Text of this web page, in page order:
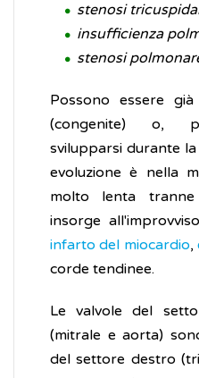
stenosi
insufficienza
stenosi
Possono essere
(congenite) o,
svilupparsi durante la
evoluzione è nella
molto lenta
insorge
infarto del miocardio,
corde tendinee.
Le valvole del
(mitrale e aorta)
del settore destro